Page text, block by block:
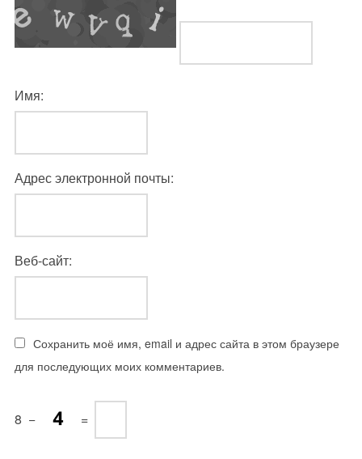
Имя:
Адрес электронной почты:
Веб-сайт:
Сохранить моё имя, email и адрес сайта в этом браузере
для последующих моих комментариев.
8 − =